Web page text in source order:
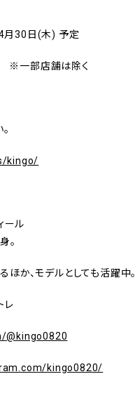
月30日(木) 予定
※一部店舗は除く
kingo/
ール
。
ほか、モデルとしても活躍中。
レ
kingo0820/